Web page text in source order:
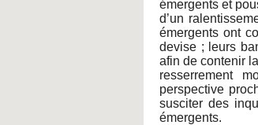
émergents et
d’un
émergents ont
devise ; leurs
afin de contenir
resserrement
perspective
susciter des
émergents.